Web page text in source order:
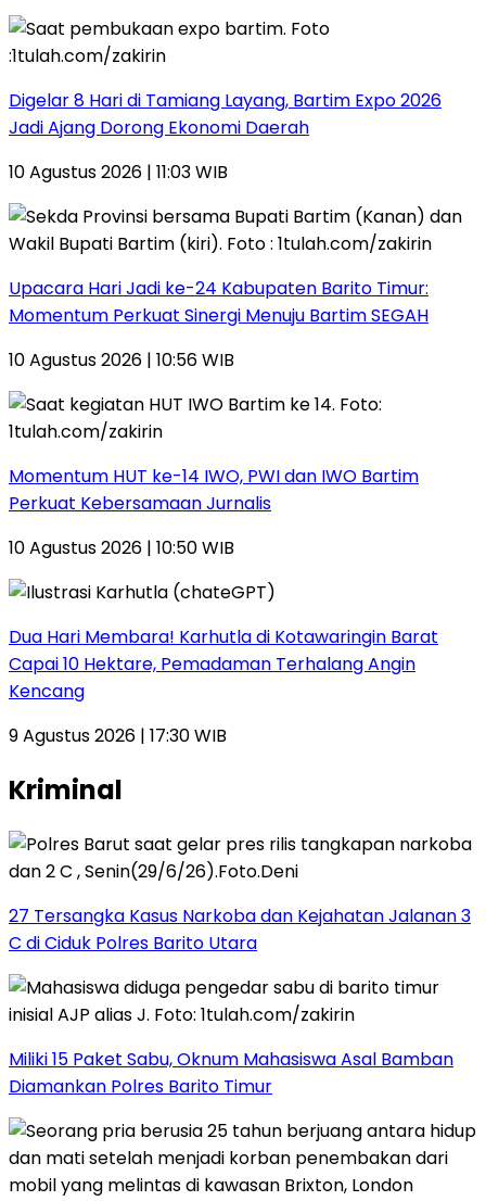
Digelar 8 Hari di Tamiang Layang, Bartim Expo 2026
Jadi Ajang Dorong Ekonomi Daerah
10 Agustus 2026 | 11:03 WIB
Upacara Hari Jadi ke-24 Kabupaten Barito Timur:
Momentum Perkuat Sinergi Menuju Bartim SEGAH
10 Agustus 2026 | 10:56 WIB
Momentum HUT ke-14 IWO, PWI dan IWO Bartim
Perkuat Kebersamaan Jurnalis
10 Agustus 2026 | 10:50 WIB
Dua Hari Membara! Karhutla di Kotawaringin Barat
Capai 10 Hektare, Pemadaman Terhalang Angin
Kencang
9 Agustus 2026 | 17:30 WIB
Kriminal
27 Tersangka Kasus Narkoba dan Kejahatan Jalanan 3
C di Ciduk Polres Barito Utara
Miliki 15 Paket Sabu, Oknum Mahasiswa Asal Bamban
Diamankan Polres Barito Timur